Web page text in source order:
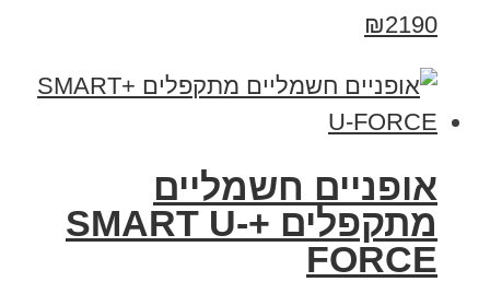
₪2190
אופניים חשמליים
מתקפלים +SMART U-
FORCE